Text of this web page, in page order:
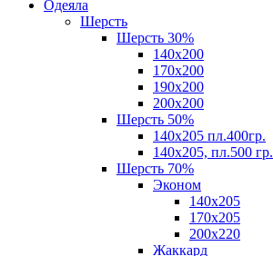
Одеяла
Шерсть
Шерсть 30%
140х200
170х200
190х200
200х200
Шерсть 50%
140х205 пл.400гр.
140х205, пл.500 гр.
Шерсть 70%
Эконом
140х205
170х205
200х220
Жаккард